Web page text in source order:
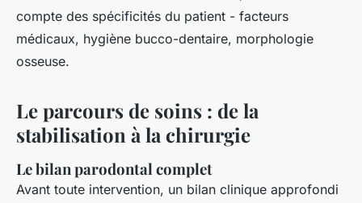
compte des spécificités du patient - facteurs
médicaux, hygiène bucco-dentaire, morphologie
osseuse.
Le parcours de soins : de la
stabilisation à la chirurgie
Le bilan parodontal complet
Avant toute intervention, un bilan clinique approfondi